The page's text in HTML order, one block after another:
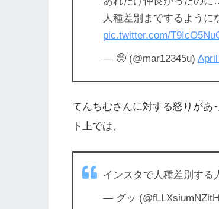
人種差別までするよう
pic.twitter.com/
— 🥺 (@mar12345u)
てんちむさんに対する怒りがあ
ト上では、
インスタで人種差別する
— グッ